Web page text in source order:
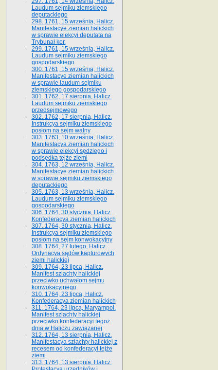
Laudum sejmiku ziemskiego
deputackiego
298. 1761, 15 września, Halicz.
Manifestacye ziemian halickich
w sprawie elekcyi deputata na
Trybunał kor.
299. 1761, 15 września, Halicz.
Laudum sejmiku ziemskiego
gospodarskiego
300. 1761, 15 września, Halicz.
Manifestacye ziemian halickich
w sprawie laudum sejmiku
ziemskiego gospodarskiego
301. 1762, 17 sierpnia, Halicz.
Laudum sejmiku ziemskiego
przedsejmowego
302. 1762, 17 sierpnia, Halicz.
Instrukcya sejmiku ziemskiego
posłom na sejm walny
303. 1763, 10 września, Halicz.
Manifestacya ziemian halickich
w sprawie elekcyi sędziego i
podsędka tejże ziemi
304. 1763, 12 września, Halicz.
Manifestacye ziemian halickich
w sprawie sejmiku ziemskiego
deputackiego
305. 1763, 13 września, Halicz.
Laudum sejmiku ziemskiego
gospodarskiego
306. 1764, 30 stycznia, Halicz.
Konfederacya ziemian halickich
307. 1764, 30 stycznia, Halicz.
Instrukcya sejmiku ziemskiego
posłom na sejm konwokacyjny
308. 1764, 27 lutego, Halicz.
Ordynacya sądów kapturowych
ziemi halickiej
309. 1764, 23 lipca, Halicz.
Manifest szlachty halickiej
przeciwko uchwałom sejmu
konwokacyjnego
310. 1764, 23 lipca, Halicz.
Konfederacya ziemian halickich
311. 1764, 23 lipca, Maryampol.
Manifest szlachty halickiej
przeciwko konfederacyi tegoż
dnia w Haliczu zawiązanej
312. 1764, 13 sierpnia, Halicz.
Manifestacya szlachty halickiej z
recesem od konfederacyi tejże
ziemi
313. 1764, 13 sierpnia, Halicz.